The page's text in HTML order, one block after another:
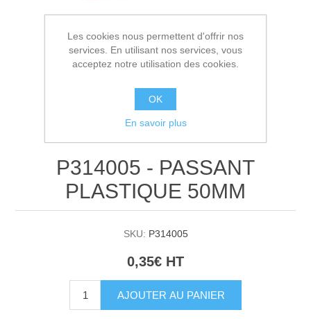
P314005 - PASSANT
PLASTIQUE 50MM
SKU: P314005
0,35€ HT
AJOUTER AU PANIER
Les cookies nous permettent d'offrir nos
services. En utilisant nos services, vous
acceptez notre utilisation des cookies.
OK
En savoir plus